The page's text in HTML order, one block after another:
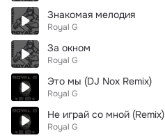
Знакомая мелодия
Royal G
За окном
Royal G
Это мы (DJ Nox Remix)
Royal G
Не играй со мной (Remix)
Royal G